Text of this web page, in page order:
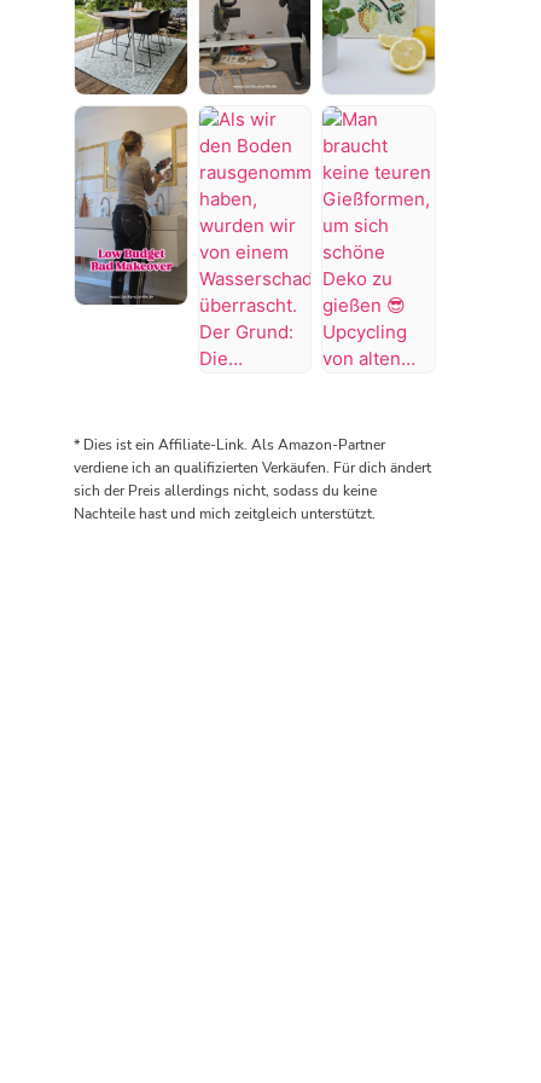
vorher
schöner
war,
dann
KNALLTS!
#badezimmer
#makeover
#badezimmerdesign
#renovieren
#altbau
🥺
#Bügelperlen
#bastelidee
wäre
abgeschlossen,
aber
wie
es
aussieht
muss
die
Wanne
wieder
rausgerissen
werden
😭
es
Throwback
to
2024
als
wir
endlich
unsere
Terrasse
#terrassengestaltung
#terrasse
#terrasseinspiration
Von
der
Küche
zum
Wohnzimmer
✨
Kann
euch
endlich
den
zweiten
zeigen.
Die
Küche
DIY
Zitronen
Mosaik
🍋
Hab
richtig
Spaß
am
Mosaiken
gefunden
🤩
sich
das
Glas
ist
endlich
fertig
den
Boden
rausgenommen
haben,
keine
teuren
Gießformen,
um
* Dies ist ein Affiliate-Link. Als Amazon-Partner
verdiene ich an qualifizierten Verkäufen. Für dich ändert
sich der Preis allerdings nicht, sodass du keine
Nachteile hast und mich zeitgleich unterstützt.